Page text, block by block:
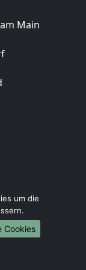
Main
um die
Cookies